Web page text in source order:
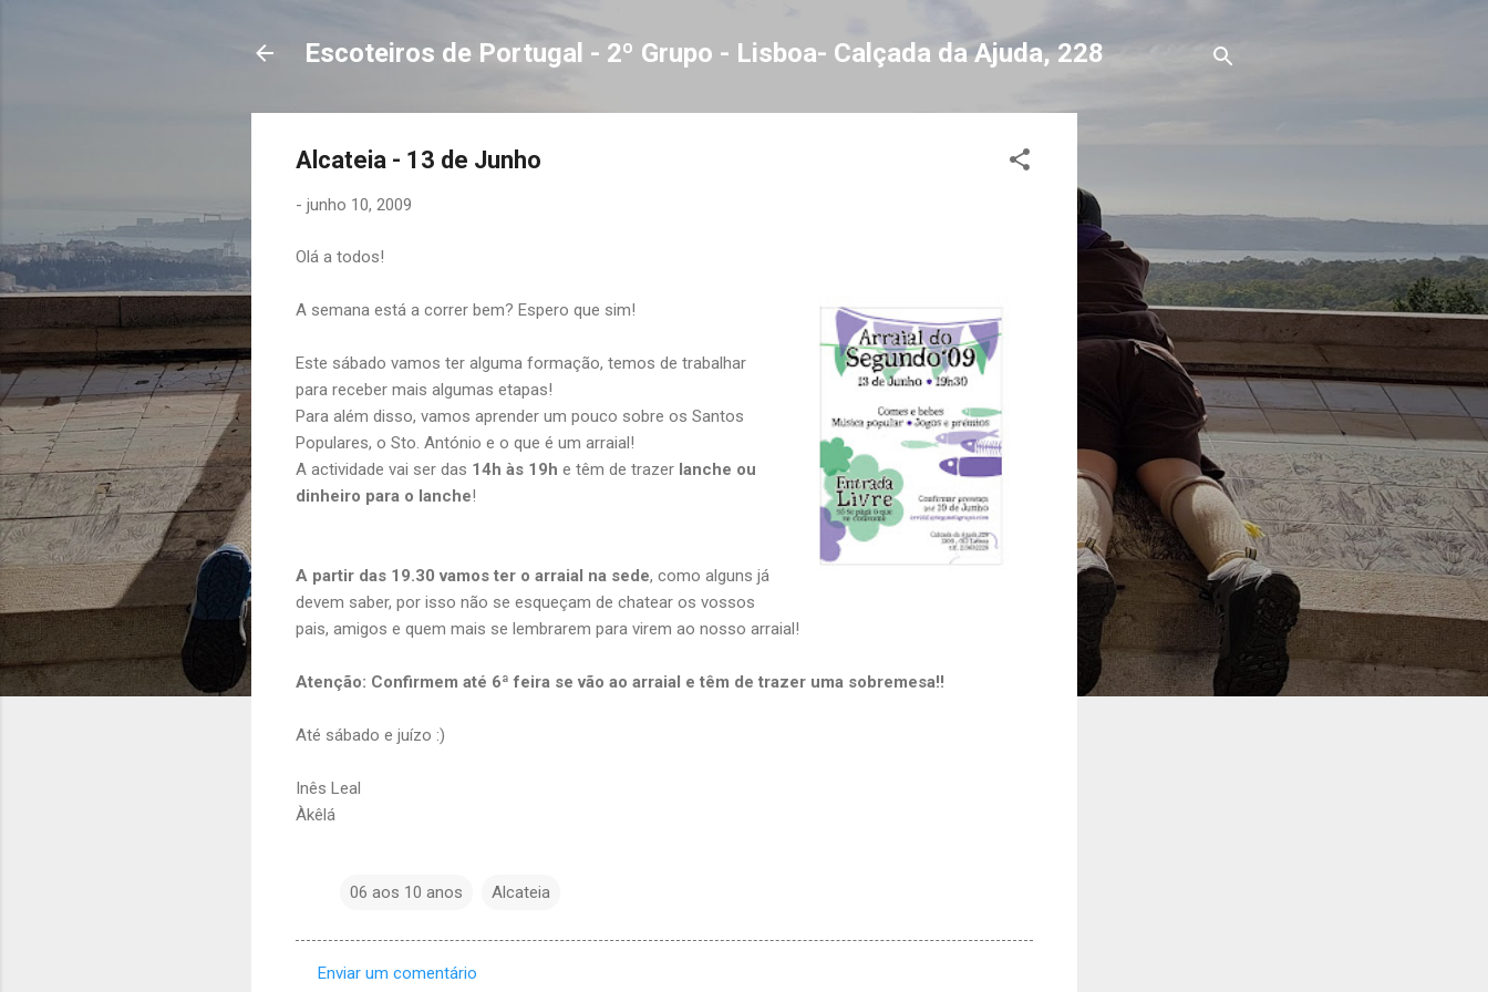
Escoteiros de Portugal - 2º Grupo - Lisboa- Calçada da Ajuda, 228
Alcateia - 13 de Junho
- junho 10, 2009
Olá a todos!
A semana está a correr bem? Espero que sim!
Este sábado vamos ter alguma formação, temos de trabalhar
para receber mais algumas etapas!
Para além disso, vamos aprender um pouco sobre os Santos
Populares, o Sto. António e o que é um arraial!
A actividade vai ser das 14h às 19h e têm de trazer lanche ou
dinheiro para o lanche!
A partir das 19.30 vamos ter o arraial na sede, como alguns já
devem saber, por isso não se esqueçam de chatear os vossos
pais, amigos e quem mais se lembrarem para virem ao nosso arraial!
Atenção: Confirmem até 6ª feira se vão ao arraial e têm de trazer uma sobremesa!!
Até sábado e juízo :)
Inês Leal
Àkêlá
06 aos 10 anos Alcateia
Enviar um comentário